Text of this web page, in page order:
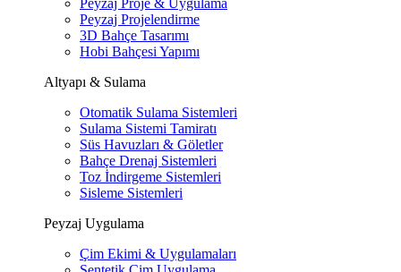
Peyzaj Proje & Uygulama
Peyzaj Projelendirme
3D Bahçe Tasarımı
Hobi Bahçesi Yapımı
Altyapı & Sulama
Otomatik Sulama Sistemleri
Sulama Sistemi Tamiratı
Süs Havuzları & Göletler
Bahçe Drenaj Sistemleri
Toz İndirgeme Sistemleri
Sisleme Sistemleri
Peyzaj Uygulama
Çim Ekimi & Uygulamaları